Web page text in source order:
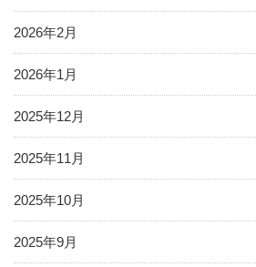
2026年2月
2026年1月
2025年12月
2025年11月
2025年10月
2025年9月